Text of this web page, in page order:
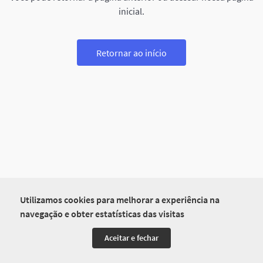
Utilizamos cookies para melhorar a experiência na
navegação e obter estatísticas das visitas
Aceitar e fechar
inicial.
Retornar ao início